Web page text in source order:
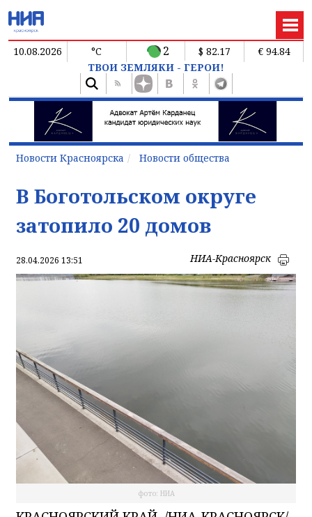
10.08.2026 °C 2 $ 82.17
€ 94.84
ТВОИ ЗЕМЛЯКИ - ГЕРОИ!
Новости Красноярска Новости общества
В Боготольском округе
затопило 20 домов
28.04.2026 13:51 НИА-Красноярск
фото: НИА